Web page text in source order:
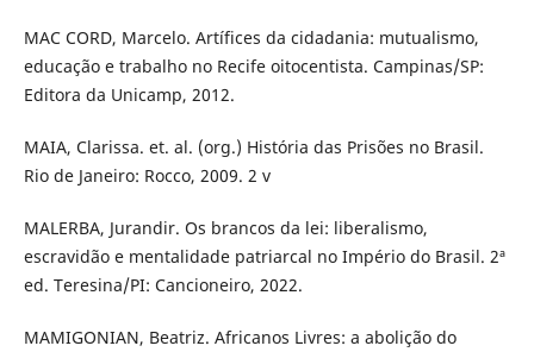
MAC CORD, Marcelo. Artífices da cidadania: mutualismo,
educação e trabalho no Recife oitocentista. Campinas/SP:
Editora da Unicamp, 2012.
MAIA, Clarissa. et. al. (org.) História das Prisões no Brasil.
Rio de Janeiro: Rocco, 2009. 2 v
MALERBA, Jurandir. Os brancos da lei: liberalismo,
escravidão e mentalidade patriarcal no Império do Brasil. 2ª
ed. Teresina/PI: Cancioneiro, 2022.
MAMIGONIAN, Beatriz. Africanos Livres: a abolição do